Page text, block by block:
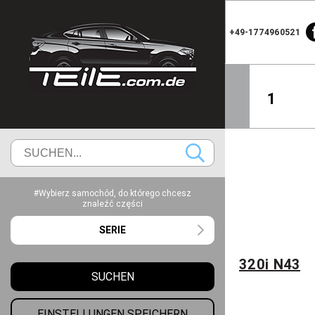
+49-1774960521
1
#Wybierz samochód, do którego chcesz
znaleźć części
SERIE
SUCHEN
320i N43